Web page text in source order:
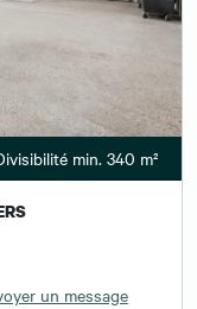
min. 340 m²
un message